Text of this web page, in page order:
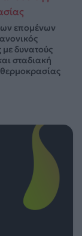
επομένων
με δυνατούς
σταδιακή